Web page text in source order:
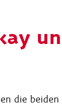
die